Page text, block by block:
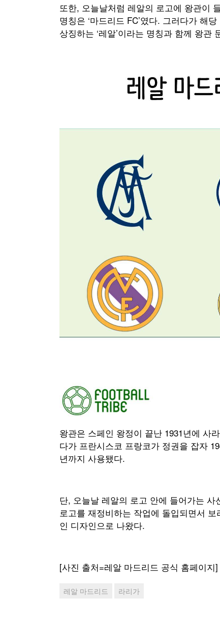
또한, 오늘날처럼 레알의 로고에 왕관이
명칭은 ‘마드리드 FC’였다. 그러다가 해
상징하는 ‘레알’이라는 명칭과 함께 왕관
왕관은 스페인 왕정이 끝난 1931년에 사
다가 프란시스코 프랑코가 정권을 잡자
년까지 사용됐다.
단, 오늘날 레알의 로고 안에 들어가는
로고를 재정비하는 작업에 돌입되면서
인 디자인으로 나왔다.
[사진 출처=레알 마드리드 공식 홈페이지]
레알 마드리드 라리가